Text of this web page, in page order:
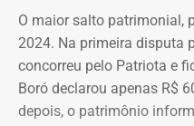
184.722,60.
Ao longo de duas décadas,
Aloisio Freitas
de R$ 184,7 mil em 2006
“Ele [Ricardo Couto] ouviu
cientifica, dos
que vai sim recriar a
estudar com deve ser
O maior salto patrimonial,
2024. Na primeira disputa
concorreu pelo Patriota e
Boró declarou apenas R$
depois, o patrimônio